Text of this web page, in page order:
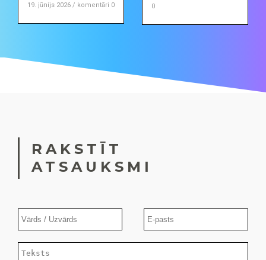
19. jūnijs 2026 / komentāri 0
0
RAKSTĪT
ATSAUKSMI